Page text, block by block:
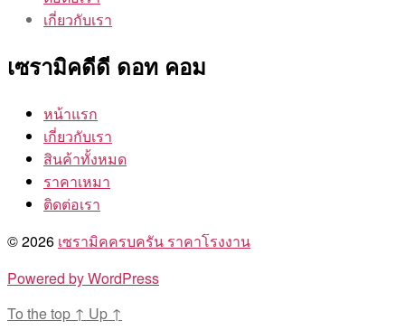
เกี่ยวกับเรา
เซรามิคดีดี ดอท คอม
หน้าแรก
เกี่ยวกับเรา
สินค้าทั้งหมด
ราคาเหมา
ติดต่อเรา
© 2026 เซรามิคครบครัน ราคาโรงงาน
Powered by WordPress
To the top ↑ Up ↑